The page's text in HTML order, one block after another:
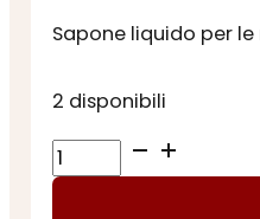
Sapone liquido per
2 disponibili
SAPONE
LE